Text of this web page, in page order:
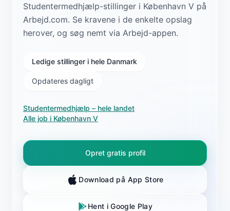
Studentermedhjælp-stillinger i København V på
Arbejd.com. Se kravene i de enkelte opslag
herover, og søg nemt via Arbejd-appen.
Ledige stillinger i hele Danmark
Opdateres dagligt
Studentermedhjælp – hele landet·
Alle job i København V
Opret gratis profil
Download på App Store
Hent i Google Play